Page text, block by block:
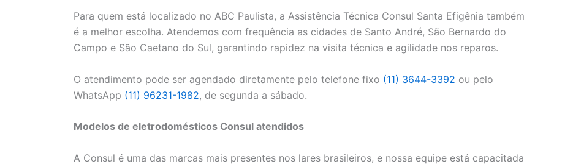
Para quem está localizado no ABC Paulista, a Assistência Técnica Consul Santa Efigênia também
é a melhor escolha. Atendemos com frequência as cidades de Santo André, São Bernardo do
Campo e São Caetano do Sul, garantindo rapidez na visita técnica e agilidade nos reparos.
O atendimento pode ser agendado diretamente pelo telefone fixo (11) 3644-3392 ou pelo
WhatsApp (11) 96231-1982, de segunda a sábado.
Modelos de eletrodomésticos Consul atendidos
A Consul é uma das marcas mais presentes nos lares brasileiros, e nossa equipe está capacitada